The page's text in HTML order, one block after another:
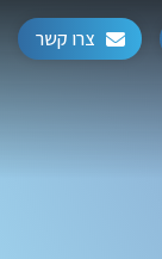
צרו קשר